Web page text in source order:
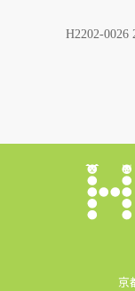
H2202-
京